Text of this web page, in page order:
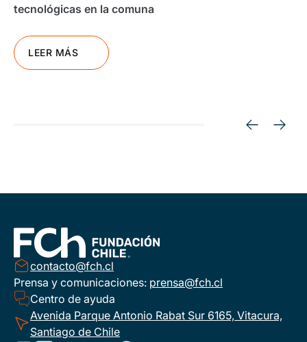
tecnológicas en la comuna
LEER MÁS
contacto@fch.cl
Prensa y comunicaciones: prensa@fch.cl
Centro de ayuda
Avenida Parque Antonio Rabat Sur 6165, Vitacura,
Santiago de Chile